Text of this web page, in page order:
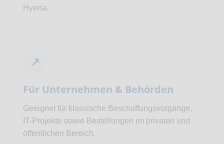
Hyena.
↗
Für Unternehmen & Behörden
Geeignet für klassische Beschaffungsvorgänge,
IT-Projekte sowie Bestellungen im privaten und
öffentlichen Bereich.